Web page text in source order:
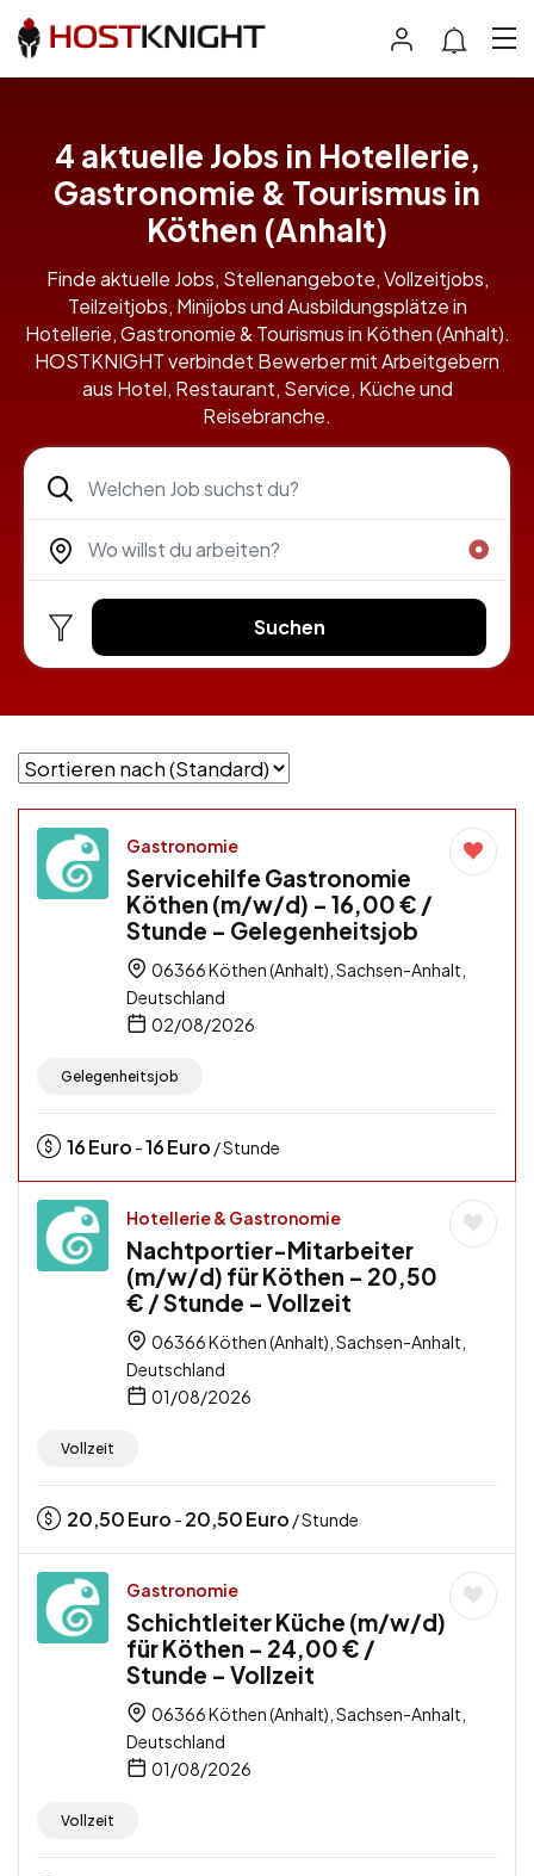
4 aktuelle Jobs in Hotellerie,
Gastronomie & Tourismus in
Köthen (Anhalt)
Finde aktuelle Jobs, Stellenangebote, Vollzeitjobs,
Teilzeitjobs, Minijobs und Ausbildungsplätze in
Hotellerie, Gastronomie & Tourismus in Köthen (Anhalt).
HOSTKNIGHT verbindet Bewerber mit Arbeitgebern
aus Hotel, Restaurant, Service, Küche und
Reisebranche.
Suchen
Gastronomie
Servicehilfe Gastronomie
Köthen (m/w/d) – 16,00 € /
Stunde – Gelegenheitsjob
06366 Köthen (Anhalt), Sachsen-Anhalt,
Deutschland
02/08/2026
Gelegenheitsjob
16Euro -16Euro / Stunde
Hotellerie & Gastronomie
Nachtportier-Mitarbeiter
(m/w/d) für Köthen – 20,50
€ / Stunde – Vollzeit
06366 Köthen (Anhalt), Sachsen-Anhalt,
Deutschland
01/08/2026
Vollzeit
20,50Euro - 20,50Euro / Stunde
Gastronomie
Schichtleiter Küche (m/w/d)
für Köthen – 24,00 € /
Stunde – Vollzeit
06366 Köthen (Anhalt), Sachsen-Anhalt,
Deutschland
01/08/2026
Vollzeit